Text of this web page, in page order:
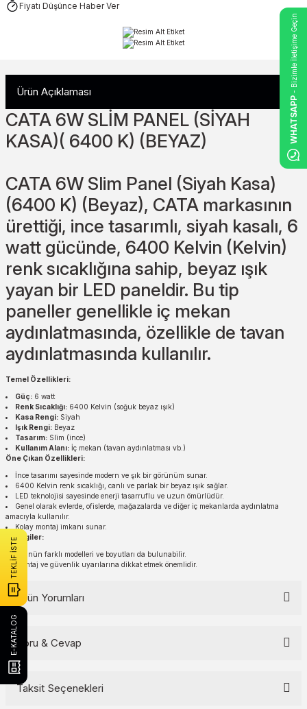
Fiyatı Düşünce Haber Ver
Ürün Açıklaması
CATA 6W SLİM PANEL (SİYAH
KASA)( 6400 K) (BEYAZ)
CATA 6W Slim Panel (Siyah Kasa)
(6400 K) (Beyaz), CATA markasının
ürettiği, ince tasarımlı, siyah kasalı, 6
watt gücünde, 6400 Kelvin (Kelvin)
renk sıcaklığına sahip, beyaz ışık
yayan bir LED paneldir. Bu tip
paneller genellikle iç mekan
aydınlatmasında, özellikle de tavan
aydınlatmasında kullanılır.
Temel Özellikleri:
Güç: 6 watt
Renk Sıcaklığı: 6400 Kelvin (soğuk beyaz ışık)
Kasa Rengi: Siyah
Işık Rengi: Beyaz
Tasarım: Slim (ince)
Kullanım Alanı: İç mekan (tavan aydınlatması vb.)
Öne Çıkan Özellikleri:
İnce tasarımı sayesinde modern ve şık bir görünüm sunar.
6400 Kelvin renk sıcaklığı, canlı ve parlak bir beyaz ışık sağlar.
LED teknolojisi sayesinde enerji tasarruflu ve uzun ömürlüdür.
Genel olarak evlerde, ofislerde, mağazalarda ve diğer iç mekanlarda aydınlatma
amacıyla kullanılır.
Kolay montaj imkanı sunar.
Ek Bilgiler:
Ürünün farklı modelleri ve boyutları da bulunabilir.
Montaj ve güvenlik uyarılarına dikkat etmek önemlidir.
Ürün Yorumları
Soru & Cevap
Ürün hakkında henüz soru sorulmamış.
Taksit Seçenekleri
TEKLİF İSTE
E-KATALOG
WHATSAPP
- Bizimle İletişime Geçin